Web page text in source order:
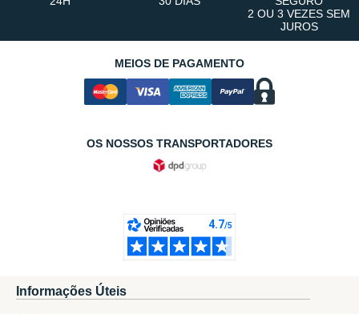
2 OU 3 VEZES SEM
JUROS
MEIOS DE PAGAMENTO
OS NOSSOS TRANSPORTADORES
Informações Úteis